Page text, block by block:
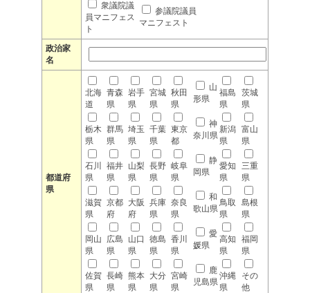
衆議院議
員マニフェス
ト
参議院議員
マニフェスト
政治家
名
都道府
県
北海
道
青森
県
岩手
県
宮城
県
秋田
県
山
形県
福島
県
茨城
県
栃木
県
群馬
県
埼玉
県
千葉
県
東京
都
神
奈川県
新潟
県
富山
県
石川
県
福井
県
山梨
県
長野
県
岐阜
県
静
岡県
愛知
県
三重
県
滋賀
県
京都
府
大阪
府
兵庫
県
奈良
県
和
歌山県
鳥取
県
島根
県
岡山
県
広島
県
山口
県
徳島
県
香川
県
愛
媛県
高知
県
福岡
県
佐賀
県
長崎
県
熊本
県
大分
県
宮崎
県
鹿
児島県
沖縄
県
その
他